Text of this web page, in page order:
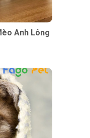
Anh Lông